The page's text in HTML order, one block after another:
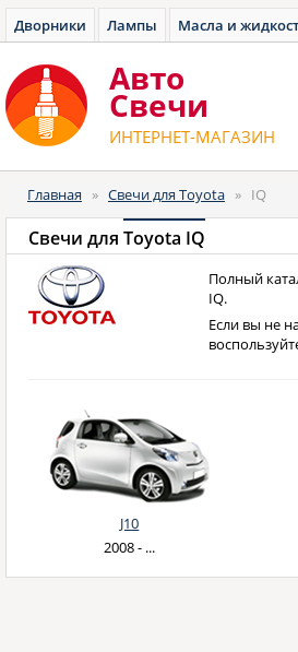
Дворники Лампы Масла и
Авто
Cвечи
ИНТЕРНЕТ-МАГАЗИН
Главная » Свечи для Toyota » IQ
Свечи для Toyota IQ
Полный
IQ.
Если вы не
J10
2008 - ...